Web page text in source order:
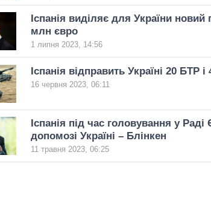
Іспанія виділяє для України
млн євро
1 липня 2023, 14:56
Іспанія відправить Україні 20 БТР
16 червня 2023, 06:11
Іспанія під час головування у
допомозі Україні – Блінкен
11 травня 2023, 06:25